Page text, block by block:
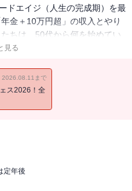
ドエイジ（人生の完成期）を最
金＋10万円超」の収入とやり
ちは、50代から何を始めてい
、自分の本当にやりたいこと
見る
2026.08.11まで
ス2026！全
定年後